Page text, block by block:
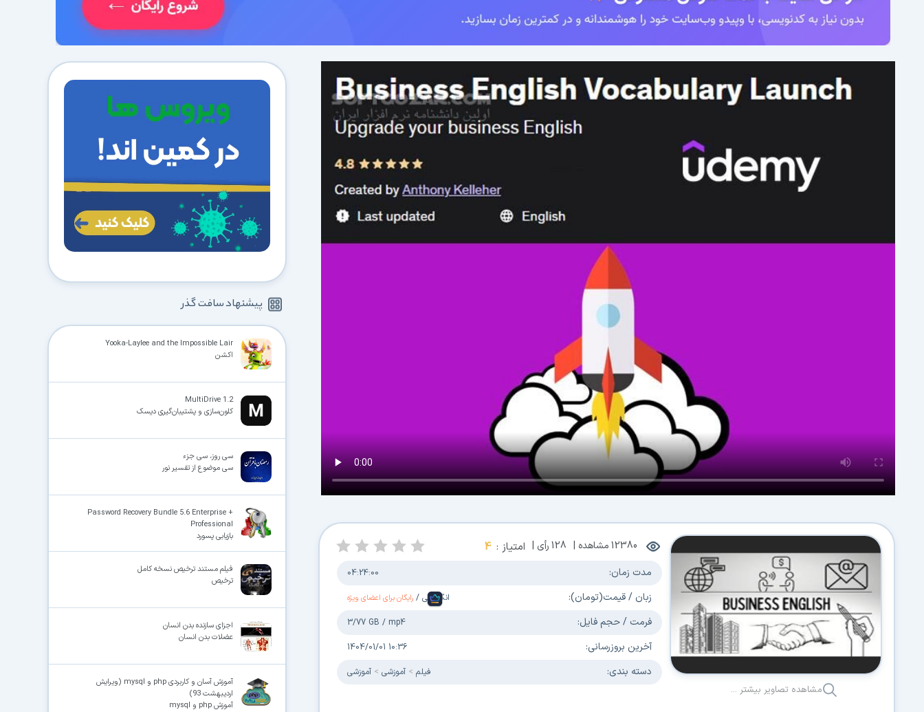
مشاهده تصاویر بیشتر ...
12380مشاهده | 128رأی | امتیاز : 4
مدت زمان: 04:24:00
زبان / قیمت(تومان): انگلیسی / رایگان برای اعضای ویژه
فرمت / حجم فایل: 3/77 GB / mp4
آخرین بروزرسانی: 1404/01/01 10:36
دسته بندی: فیلم آموزشی آموزشی
پیشنهاد سافت گذر
Yooka-Laylee and the Impossible Lair
اکشن
MultiDrive 1.2
کلون‌سازی و پشتیبان‌گیری دیسک
سی روز، سی جزء
سی موضوع از تفسیر نور
Password Recovery Bundle 5.6 Enterprise +
Professional
بازیابی پسورد
فیلم مستند ترخیص نسخه کامل
ترخیص
اجزای سازنده‌ بدن انسان
عضلات بدن انسان
آموزش آسان و کاربردی php و mysql (ویرایش
اردیبهشت 93)
آموزش php و mysql